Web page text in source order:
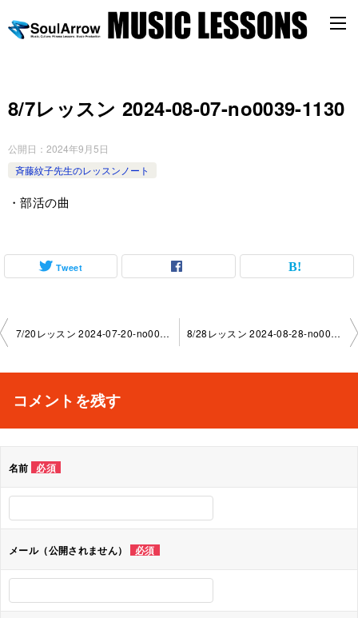
8/7レッスン 2024-08-07-no0039-1130
公開日： 2024年9月5日
斉藤紋子先生のレッスンノート
・部活の曲
Tweet
投
ビ
シ
ョ
ン
7/20レッスン 2024-07-20-no0039-1130 8/28レッスン 2024-08-28-no0039-1130
コメントを残す
名前 必須
メール（公開されません） 必須